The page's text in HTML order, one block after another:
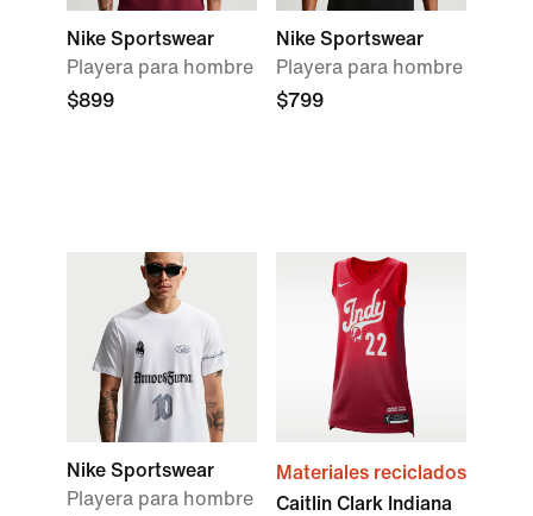
Nike Sportswear
Playera para hombre
$899
Nike Sportswear
Playera para hombre
$799
Nike Sportswear
Playera para hombre
Materiales reciclados
Caitlin Clark Indiana